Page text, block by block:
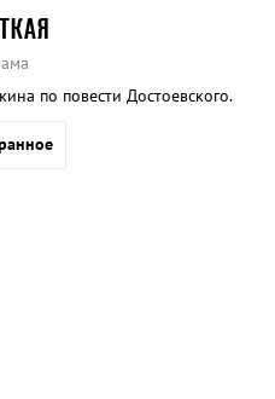
по повести Достоевского.